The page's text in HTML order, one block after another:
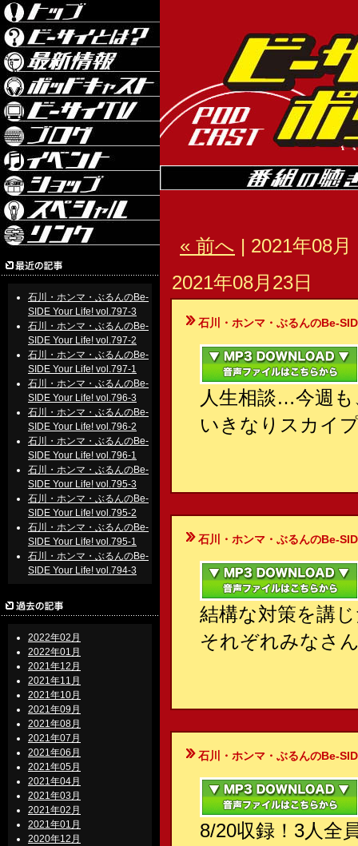
石川・ホンマ・ぶるんのBe-
SIDE Your Life! vol.797-3
石川・ホンマ・ぶるんのBe-
SIDE Your Life! vol.797-2
石川・ホンマ・ぶるんのBe-
SIDE Your Life! vol.797-1
石川・ホンマ・ぶるんのBe-
SIDE Your Life! vol.796-3
石川・ホンマ・ぶるんのBe-
SIDE Your Life! vol.796-2
石川・ホンマ・ぶるんのBe-
SIDE Your Life! vol.796-1
石川・ホンマ・ぶるんのBe-
SIDE Your Life! vol.795-3
石川・ホンマ・ぶるんのBe-
SIDE Your Life! vol.795-2
石川・ホンマ・ぶるんのBe-
SIDE Your Life! vol.795-1
石川・ホンマ・ぶるんのBe-
SIDE Your Life! vol.794-3
2022年02月
2022年01月
2021年12月
2021年11月
2021年10月
2021年09月
2021年08月
2021年07月
2021年06月
2021年05月
2021年04月
2021年03月
2021年02月
2021年01月
2020年12月
« 前へ | 2021年08
2021年08月23日
石川・ホンマ・ぶるんのBe-
人生相談…今週
いきなりスカイ
石川・ホンマ・ぶるんのBe-
結構な対策を講
それぞれみなさ
石川・ホンマ・ぶるんのBe-
8/20収録！3人全